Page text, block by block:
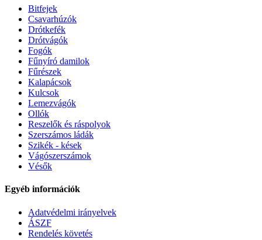
Bitfejek
Csavarhúzók
Drótkefék
Drótvágók
Fogók
Fűnyíró damilok
Fűrészek
Kalapácsok
Kulcsok
Lemezvágók
Ollók
Reszelők és ráspolyok
Szerszámos ládák
Szikék - kések
Vágószerszámok
Vésők
Egyéb információk
Adatvédelmi irányelvek
ÁSZF
Rendelés követés